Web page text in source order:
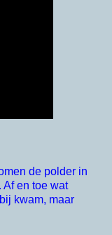
de polder in
en toe wat
kwam, maar